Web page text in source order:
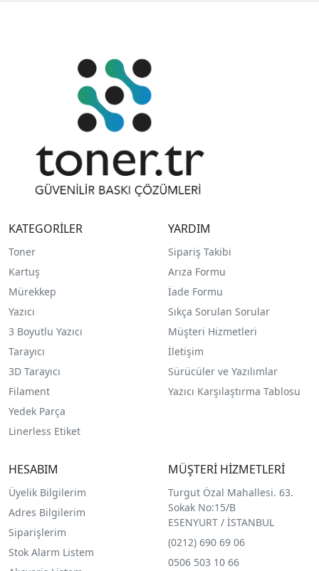
KATEGORİLER
Toner
Kartuş
Mürekkep
Yazıcı
3 Boyutlu Yazıcı
Tarayıcı
3D Tarayıcı
Filament
Yedek Parça
Linerless Etiket
YARDIM
Sipariş Takibi
Arıza Formu
İade Formu
Sıkça Sorulan Sorular
Müşteri Hizmetleri
İletişim
Sürücüler ve Yazılımlar
Yazıcı Karşılaştırma Tablosu
HESABIM
Üyelik Bilgilerim
Adres Bilgilerim
Siparişlerim
Stok Alarm Listem
MÜŞTERİ HİZMETLERİ
Turgut Özal Mahallesi. 63.
Sokak No:15/B
ESENYURT / İSTANBUL
(0212) 690 69 06
0506 503 10 66